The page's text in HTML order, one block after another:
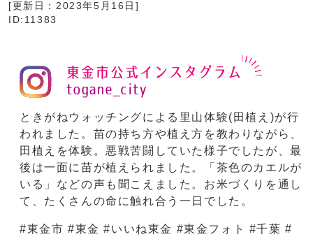
[更新日： 2023年5月16日 ]
ID:11383
ときがねウォッチングによる里山体験(田植え)が行
われました。苗の持ち方や植え方を教わりながら、
田植えを体験。悪戦苦闘していた様子でしたが、最
後は一面に苗が植えられました。「茶色のカエルが
いる」などの声も聞こえました。お米づくりを通し
て、たくさんの命に触れ合う一日でした。
#東金市 #東金 #いいね東金 #東金フォト #千葉 #